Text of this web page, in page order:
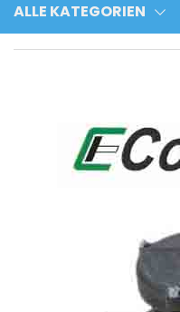
ALLE KATEGORIEN